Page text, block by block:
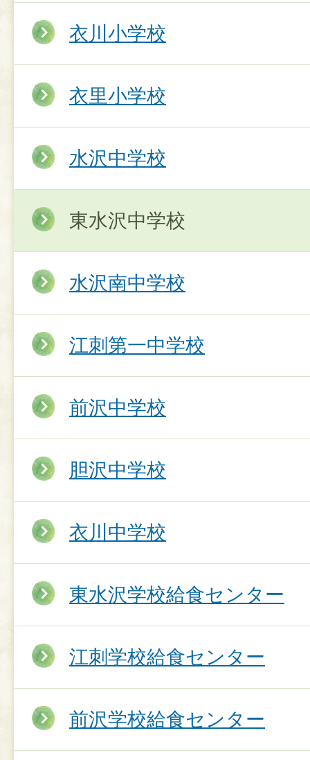
衣川小学校
衣里小学校
水沢中学校
東水沢中学校
水沢南中学校
江刺第一中学校
前沢中学校
胆沢中学校
衣川中学校
東水沢学校給食センター
江刺学校給食センター
前沢学校給食センター